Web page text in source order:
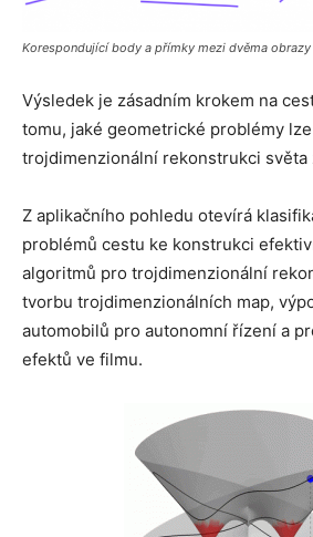
Korespondující body a přímky mezi dvěma obrazy
Výsledek je zásadním krokem na
tomu, jaké geometrické problémy
trojdimenzionální rekonstrukci světa
Z aplikačního pohledu otevírá
problémů cestu ke konstrukci
algoritmů pro trojdimenzionální
tvorbu trojdimenzionálních map,
automobilů pro autonomní řízení a
efektů ve filmu.